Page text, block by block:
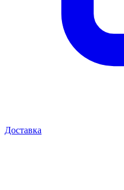
Доставка